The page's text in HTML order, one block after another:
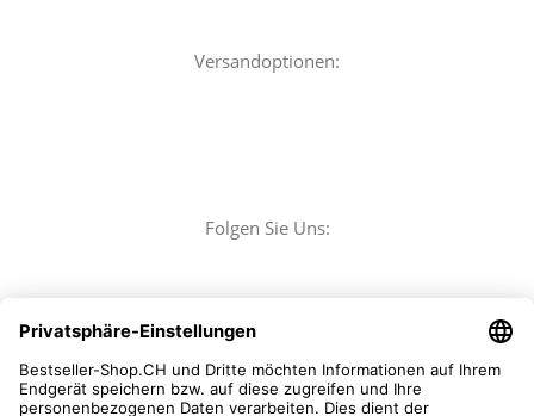
Versandoptionen:
Folgen Sie Uns: